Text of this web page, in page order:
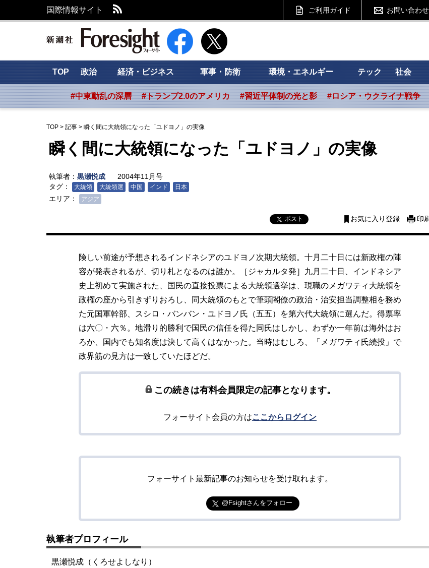
国際情報サイト ご利用ガイド お問い合わせ
新潮社 Foresight フォーサイト
TOP 政治 経済・ビジネス 軍事・防衛 環境・エネルギー テック 社会
#中東動乱の深層 #トランプ2.0のアメリカ #習近平体制の光と影 #ロシア・ウクライナ戦争
TOP > 記事 > 瞬く間に大統領になった「ユドヨノ」の実像
瞬く間に大統領になった「ユドヨノ」の実像
執筆者： 黒瀬悦成
2004年11月号
タグ：
大統領 大統領選 中国 インド 日本
エリア： アジア
ポスト お気に入り登録 印刷
険しい前途が予想されるインドネシアのユドヨノ次期大統領。十月二十日には新政権の陣
容が発表されるが、切り札となるのは誰か。［ジャカルタ発］九月二十日、インドネシア
史上初めて実施された、国民の直接投票による大統領選挙は、現職のメガワティ大統領を
政権の座から引きずりおろし、同大統領のもとで筆頭閣僚の政治・治安担当調整相を務め
た元国軍幹部、スシロ・バンバン・ユドヨノ氏（五五）を第六代大統領に選んだ。得票率
は六〇・六％。地滑り的勝利で国民の信任を得た同氏はしかし、わずか一年前は海外はお
ろか、国内でも知名度は決して高くはなかった。当時はむしろ、「メガワティ氏続投」で
政界筋の見方は一致していたほどだ。
この続きは有料会員限定の記事となります。
フォーサイト会員の方はここからログイン
フォーサイト最新記事のお知らせを受け取れます。
@Fsightさんをフォロー
執筆者プロフィール
黒瀬悦成（くろせよしなり）